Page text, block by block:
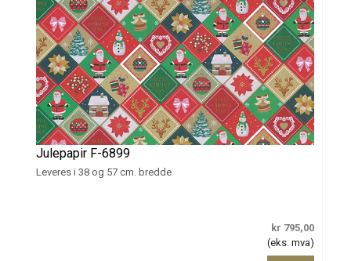
Julepapir F-6899
Leveres i 38 og 57 cm. bredde
kr 795,00
(eks. mva)